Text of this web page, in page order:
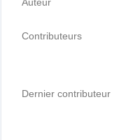
Auteur
Contributeurs
Dernier contributeur